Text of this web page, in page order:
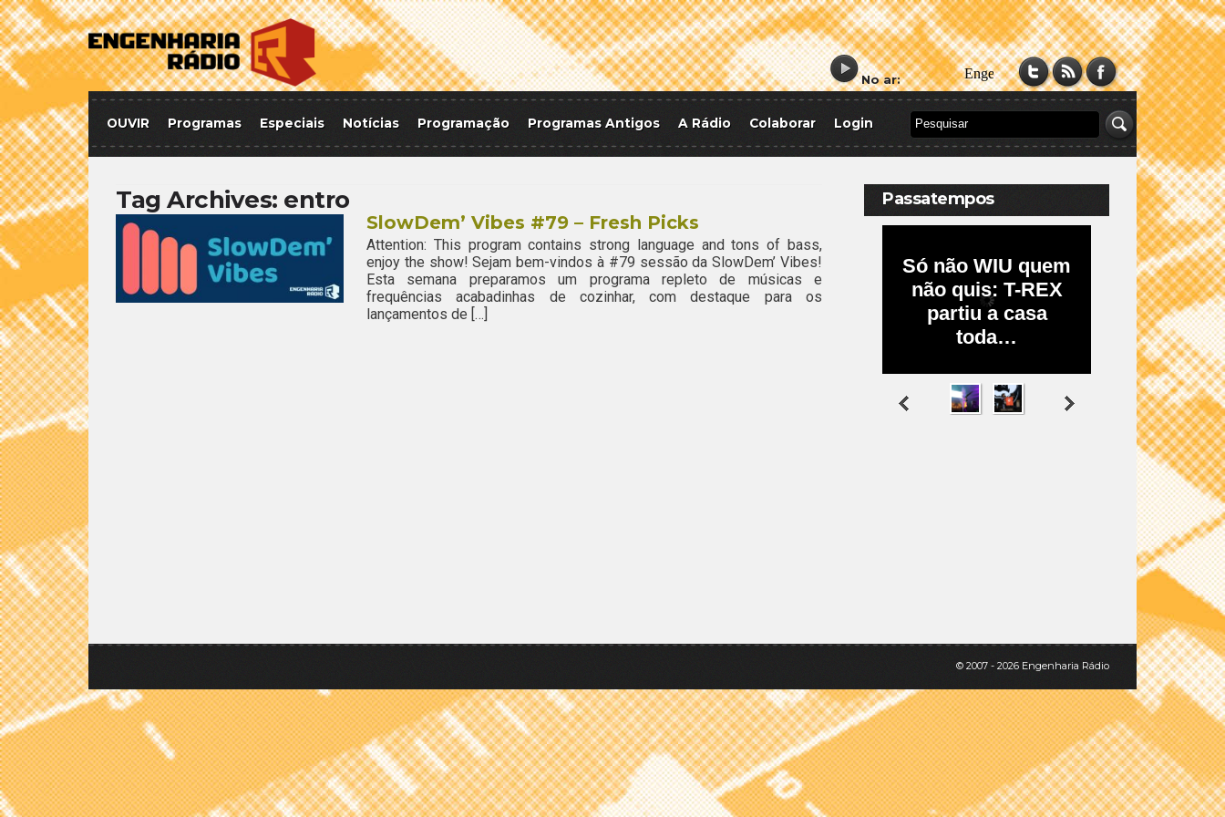
No ar:
OUVIR Programas Especiais Notícias Programação Programas Antigos A Rádio Colaborar Login
Tag Archives: entro
SlowDem’ Vibes #79 – Fresh Picks
Attention: This program contains strong language and tons of bass,
enjoy the show! Sejam bem-vindos à #79 sessão da SlowDem’ Vibes!
Esta semana preparamos um programa repleto de músicas e
frequências acabadinhas de cozinhar, com destaque para os
lançamentos de […]
Passatempos
© 2007 - 2026 Engenharia Rádio